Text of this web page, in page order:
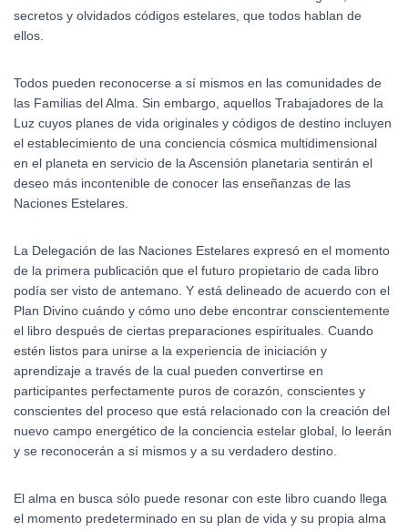
secretos y olvidados códigos estelares, que todos hablan de
ellos.
Todos pueden reconocerse a sí mismos en las comunidades de
las Familias del Alma. Sin embargo, aquellos Trabajadores de la
Luz cuyos planes de vida originales y códigos de destino incluyen
el establecimiento de una conciencia cósmica multidimensional
en el planeta en servicio de la Ascensión planetaria sentirán el
deseo más incontenible de conocer las enseñanzas de las
Naciones Estelares.
La Delegación de las Naciones Estelares expresó en el momento
de la primera publicación que el futuro propietario de cada libro
podía ser visto de antemano. Y está delineado de acuerdo con el
Plan Divino cuándo y cómo uno debe encontrar conscientemente
el libro después de ciertas preparaciones espirituales. Cuando
estén listos para unirse a la experiencia de iniciación y
aprendizaje a través de la cual pueden convertirse en
participantes perfectamente puros de corazón, conscientes y
conscientes del proceso que está relacionado con la creación del
nuevo campo energético de la conciencia estelar global, lo leerán
y se reconocerán a sí mismos y a su verdadero destino.
El alma en busca sólo puede resonar con este libro cuando llega
el momento predeterminado en su plan de vida y su propia alma